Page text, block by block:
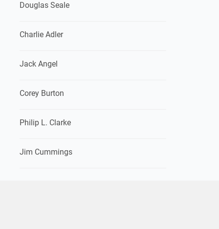
Douglas Seale
Charlie Adler
Jack Angel
Corey Burton
Philip L. Clarke
Jim Cummings